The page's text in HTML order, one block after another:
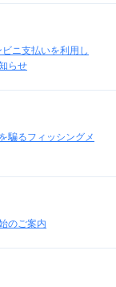
ニ支払いを利用し
らせ
騙るフィッシングメ
のご案内